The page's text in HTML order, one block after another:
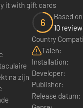
it with gift cards
na zijn
6
Based on
10
Country
Talen:
Installation:
Developer:
Publisher:
Release datum: